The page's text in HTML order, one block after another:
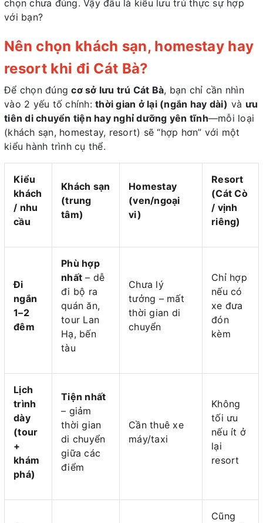
chọn chưa đúng. Vậy đâu là kiểu lưu trú thực sự hợp
với bạn?
Nên chọn khách sạn, homestay hay
resort khi đi Cát Bà?
Để chọn đúngcơ sở lưu trú Cát Bà, bạn chỉ cần nhìn
vào 2 yếu tố chính: thời gian ở lại (ngắn hay dài) và ưu
tiên di chuyển tiện hay nghỉ dưỡng yên tĩnh—mỗi loại
(khách sạn, homestay, resort) sẽ “hợp hơn” với một
kiểu hành trình cụ thể.
Kiểu
khách
/ nhu
cầu
Khách sạn
(trung
tâm)
Homestay
(ven/ngoại
vi)
Resort
(Cát Cò
/ vịnh
riêng)
Đi
ngắn
1–2
đêm
Phù hợp
nhất – dễ
đi bộ ra
quán ăn,
tour Lan
Hạ, bến
tàu
Chưa lý
tưởng – mất
thời gian di
chuyển
Chỉ hợp
nếu có
xe đưa
đón
kèm
Lịch
trình
dày
(tour
+
khám
phá)
Tiện nhất
– giảm
thời gian
di chuyển
giữa các
điểm
Cần thuê xe
máy/taxi
Không
tối ưu
nếu ít ở
lại
resort
Cũng